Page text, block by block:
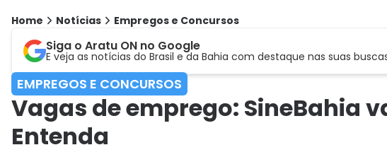
Home Notícias Empregos e Concursos
Siga o Aratu ON no Google
E veja as notícias do Brasil e da Bahia com destaque nas suas
EMPREGOS E CONCURSOS
Vagas de emprego: SineBahia
Entenda